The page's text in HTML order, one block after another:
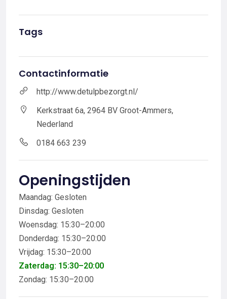
Tags
Contactinformatie
http://www.detulpbezorgt.nl/
Kerkstraat 6a, 2964 BV Groot-Ammers,
Nederland
0184 663 239
Openingstijden
Maandag: Gesloten
Dinsdag: Gesloten
Woensdag: 15:30–20:00
Donderdag: 15:30–20:00
Vrijdag: 15:30–20:00
Zaterdag: 15:30–20:00
Zondag: 15:30–20:00